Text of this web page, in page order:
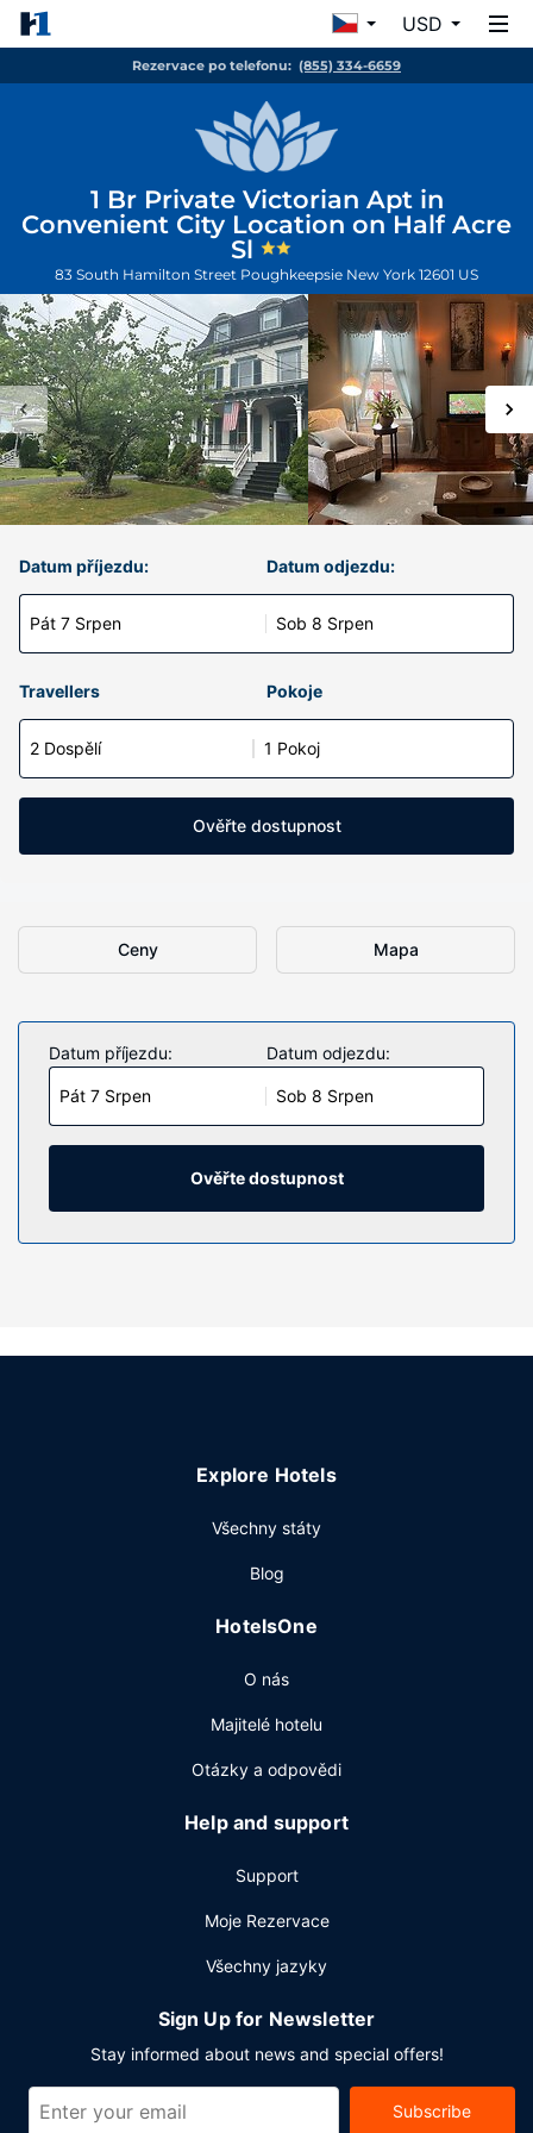
USD
Rezervace po telefonu: (855) 334-6659
1 Br Private Victorian Apt in
Convenient City Location on Half Acre
Sl
83 South Hamilton Street Poughkeepsie New York 12601 US
Datum příjezdu:
Pát 7 Srpen
Datum odjezdu:
Sob 8 Srpen
Travellers Pokoje
2 Dospělí 1 Pokoj
Ověřte dostupnost
Ceny Mapa
Datum příjezdu:
Pát 7 Srpen
Datum odjezdu:
Sob 8 Srpen
Ověřte dostupnost
Explore Hotels
Všechny státy
Blog
HotelsOne
O nás
Majitelé hotelu
Otázky a odpovědi
Help and support
Support
Moje Rezervace
Všechny jazyky
Sign Up for Newsletter
Stay informed about news and special offers!
Subscribe